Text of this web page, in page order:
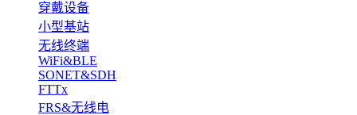
穿戴设备
小型基站
无线终端
WiFi&BLE
SONET&SDH
FTTx
FRS&无线电